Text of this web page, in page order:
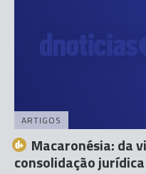
ARTIGOS
Macaronésia: da
consolidação